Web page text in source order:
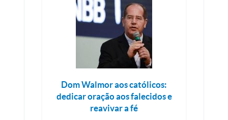
Dom Walmor aos católicos:
dedicar oração aos falecidos e
reavivar a fé